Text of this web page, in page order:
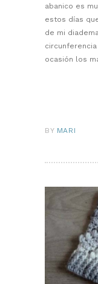
abanico es
estos días
de mi
circunferencia
ocasión los
BY MARI